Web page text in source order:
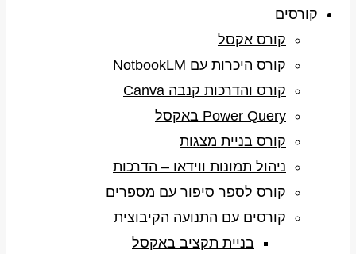
קורסים
קורס אקסל
קורס היכרות עם NotbookLM
קורס והדרכות קנבה Canva
Power Query באקסל
קורס בניית מצגות
ניהול תמונות ווידאו – הדרכות
קורס לספר סיפור עם מספרים
קורסים עם התנועה הקיבוצית
בניית תקציב באקסל